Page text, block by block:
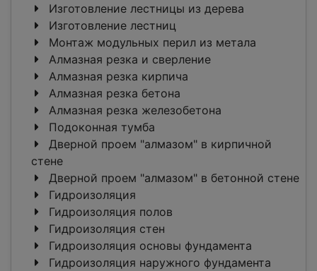
Изготовление лестницы из дерева
Изготовление лестниц
Монтаж модульных перил из метала
Алмазная резка и сверление
Алмазная резка кирпича
Алмазная резка бетона
Алмазная резка железобетона
Подоконная тумба
Дверной проем "алмазом" в кирпичной
стене
Дверной проем "алмазом" в бетонной стене
Гидроизоляция
Гидроизоляция полов
Гидроизоляция стен
Гидроизоляция основы фундамента
Гидроизоляция наружного фундамента